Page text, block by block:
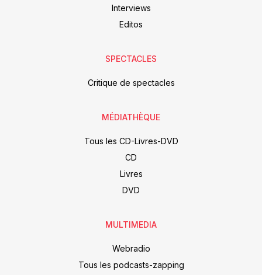
Interviews
Editos
SPECTACLES
Critique de spectacles
MÉDIATHÈQUE
Tous les CD-Livres-DVD
CD
Livres
DVD
MULTIMEDIA
Webradio
Tous les podcasts-zapping